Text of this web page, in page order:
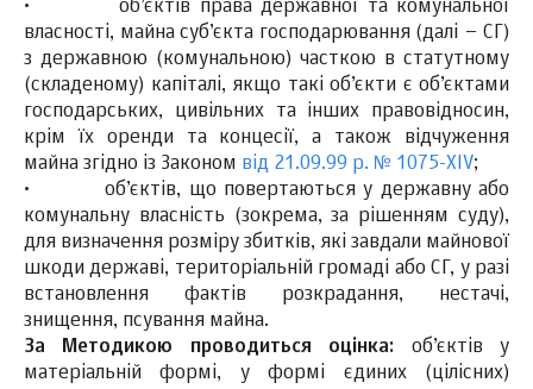
·
об’єктів права державної та комунальної
власності, майна суб’єкта господарювання (далі – СГ)
з державною (комунальною) часткою в статутному
(складеному) капіталі, якщо такі об’єкти є об’єктами
господарських, цивільних та інших правовідносин,
крім їх оренди та концесії, а також відчуження
майна згідно із Законом від 21.09.99 р. № 1075-XIV;
·
об’єктів, що повертаються у державну або
комунальну власність (зокрема, за рішенням суду),
для визначення розміру збитків, які завдали майнової
шкоди державі, територіальній громаді або СГ, у разі
встановлення фактів розкрадання, нестачі,
знищення, псування майна.
За Методикою проводиться оцінка: об’єктів у
матеріальній формі, у формі єдиних (цілісних)